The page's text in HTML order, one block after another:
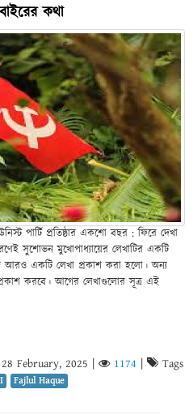
কথা
পার্টি প্রতিষ্ঠার একশো বছর : ফিরে দেখা
সুশোভন মুখোপাধ্যায়ের লেখাটির একটি
আরও একটি লেখা প্রকাশ করা হলো। অন্য
করবে। আগের লেখাগুলোর সূত্র এই
28 February, 2025 1174
Tags
Fajlul Haque